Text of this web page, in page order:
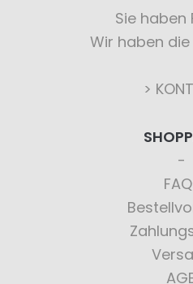
Sie haben
Wir haben
>